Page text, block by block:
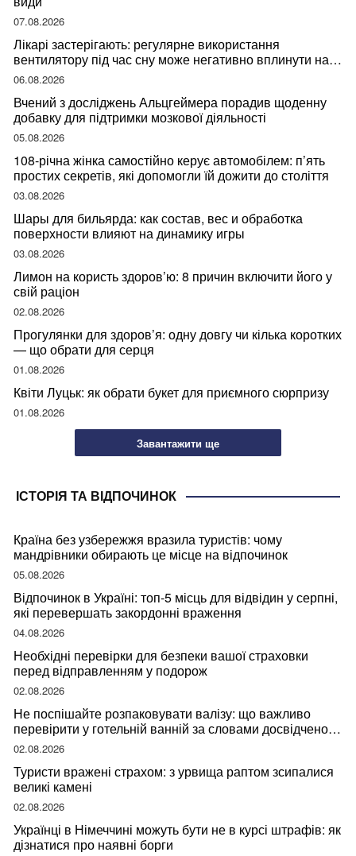
07.08.2026
Лікарі застерігають: регулярне використання
вентилятору під час сну може негативно вплинути на
ваше здоров’я
06.08.2026
Вчений з досліджень Альцгеймера порадив щоденну
добавку для підтримки мозкової діяльності
05.08.2026
108-річна жінка самостійно керує автомобілем: п’ять
простих секретів, які допомогли їй дожити до століття
03.08.2026
Шары для бильярда: как состав, вес и обработка
поверхности влияют на динамику игры
03.08.2026
Лимон на користь здоров’ю: 8 причин включити його у
свій раціон
02.08.2026
Прогулянки для здоров’я: одну довгу чи кілька коротких
— що обрати для серця
01.08.2026
Квіти Луцьк: як обрати букет для приємного сюрпризу
01.08.2026
Завантажити ще
ІСТОРІЯ ТА ВІДПОЧИНОК
Країна без узбережжя вразила туристів: чому
мандрівники обирають це місце на відпочинок
05.08.2026
Відпочинок в Україні: топ-5 місць для відвідин у серпні,
які перевершать закордонні враження
04.08.2026
Необхідні перевірки для безпеки вашої страховки
перед відправленням у подорож
02.08.2026
Не поспішайте розпаковувати валізу: що важливо
перевірити у готельній ванній за словами досвідченої
мандрівниці
02.08.2026
Туристи вражені страхом: з урвища раптом зсипалися
великі камені
02.08.2026
Українці в Німеччині можуть бути не в курсі штрафів: як
дізнатися про наявні борги